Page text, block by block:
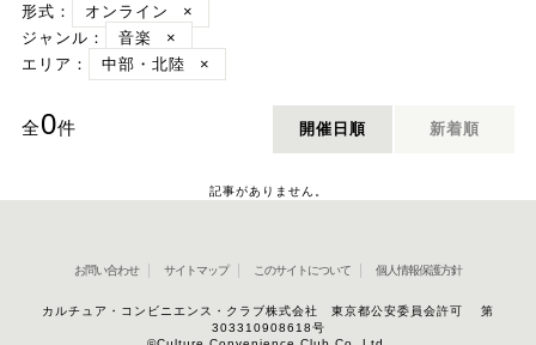
形式：
オンライン
×
ジャンル：
音楽
×
エリア：
中部・北陸 ×
全0件 開催日順 新着順
記事がありません。
お問い合わせ サイトマップ このサイトについて 個人情報保護方針
カルチュア・コンビニエンス・クラブ株式会社 東京都公安委員会許可 第
303310908618号